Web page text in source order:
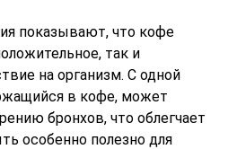
показывают, что кофе
так и
на организм. С одной
в кофе, может
бронхов, что облегчает
особенно полезно для